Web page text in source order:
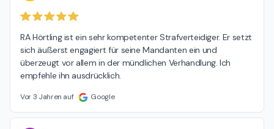
RA Hörtling ist ein sehr kompetenter Strafverteidiger. Er setzt
sich äußerst engagiert für seine Mandanten ein und
überzeugt vor allem in der mündlichen Verhandlung. Ich
empfehle ihn ausdrücklich.
Vor 3 Jahren auf Google